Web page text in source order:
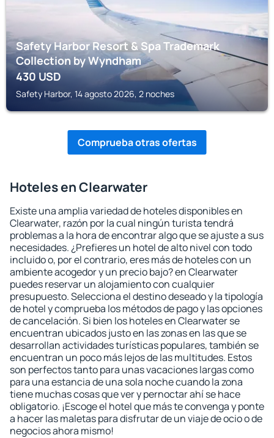
Safety Harbor Resort & Spa Trademark
Collection by Wyndham
430USD
Safety Harbor, 14 agosto 2026, 2 noches
Comprueba otras ofertas
Hoteles en Clearwater
Existe una amplia variedad de hoteles disponibles en
Clearwater, razón por la cual ningún turista tendrá
problemas a la hora de encontrar algo que se ajuste a sus
necesidades. ¿Prefieres un hotel de alto nivel con todo
incluido o, por el contrario, eres más de hoteles con un
ambiente acogedor y un precio bajo? en Clearwater
puedes reservar un alojamiento con cualquier
presupuesto. Selecciona el destino deseado y la tipología
de hotel y comprueba los métodos de pago y las opciones
de cancelación. Si bien los hoteles en Clearwater se
encuentran ubicados justo en las zonas en las que se
desarrollan actividades turísticas populares, también se
encuentran un poco más lejos de las multitudes. Estos
son perfectos tanto para unas vacaciones largas como
para una estancia de una sola noche cuando la zona
tiene muchas cosas que ver y pernoctar ahí se hace
obligatorio. ¡Escoge el hotel que más te convenga y ponte
a hacer las maletas para disfrutar de un viaje de ocio o de
negocios ahora mismo!